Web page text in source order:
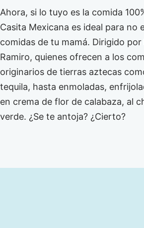
Ahora, si lo tuyo es la comida
Casita Mexicana es ideal para no
comidas de tu mamá. Dirigido
Ramiro, quienes ofrecen a los
originarios de tierras aztecas
tequila, hasta enmoladas,
en crema de flor de calabaza, al
verde. ¿Se te antoja? ¿Cierto?